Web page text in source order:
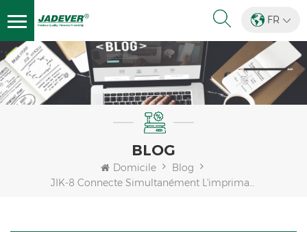
FR
BLOG
Domicile
Blog
JIK-8 Connecte Simultanément L'imprimante GODEX Et Le Câble U-Key